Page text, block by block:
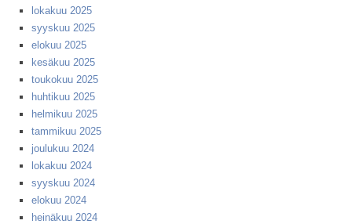
lokakuu 2025
syyskuu 2025
elokuu 2025
kesäkuu 2025
toukokuu 2025
huhtikuu 2025
helmikuu 2025
tammikuu 2025
joulukuu 2024
lokakuu 2024
syyskuu 2024
elokuu 2024
heinäkuu 2024